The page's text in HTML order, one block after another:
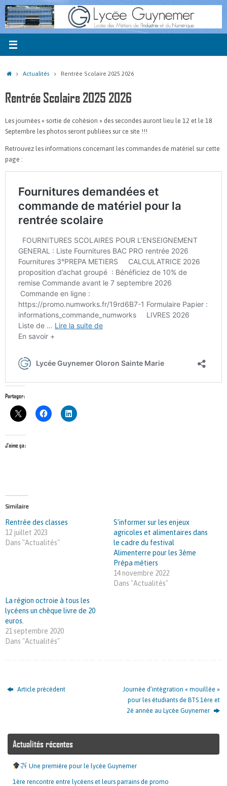
Passer
au
contenu
Accueil
Actualités Rentrée Scolaire 2025 2026
Rentrée Scolaire 2025 2026
Les journées « sortie de cohésion » des secondes auront lieu le 12 et le 18
Septembre les photos seront publiées sur ce site !!!
Retrouvez les informations concernant les commandes de matériel sur cette
page :
Partager :
J’aime ça :
Similaire
Rentrée des classes
12 juillet 2023
Dans "Actualités"
S’informer sur les enjeux
agricoles et alimentaires dans
le cadre du festival
Alimenterre pour les 3ème
Prépa métiers
14 novembre 2022
Dans "Actualités"
La région octroie à tous les
lycéens un chèque livre de 20
euros.
21 septembre 2020
Dans "Actualités"
Article précédent
Journée d’intégration « mouillée »
pour les étudiants de BTS 1ère et
2è année au Lycée Guynemer
Actualités récentes
Une première pour le lycée Guynemer
1ère rencontre entre lycéens et leurs parrains de promo